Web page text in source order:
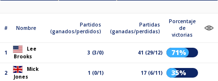
# Nombre
Partidos
(ganados/perdidos)
Partidas
(ganadas/perdidas)
Porcentaje
de
victorias
1
Lee
Brooks
3 (3/0) 41 (29/12) 71%
2
Mick
Jones
1 (0/1) 17 (6/11) 35%